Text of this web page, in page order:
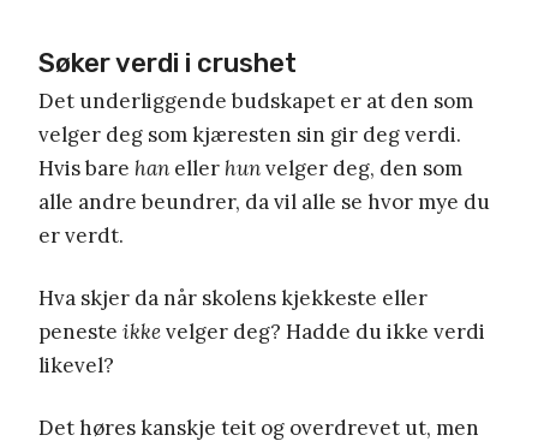
Søker verdi i crushet
Det underliggende budskapet er at den som
velger deg som kjæresten sin gir deg verdi.
Hvis bare han eller hunvelger deg, den som
alle andre beundrer, da vil alle se hvor mye du
er verdt.
Hva skjer da når skolens kjekkeste eller
peneste ikkevelger deg? Hadde du ikke verdi
likevel?
Det høres kanskje teit og overdrevet ut, men